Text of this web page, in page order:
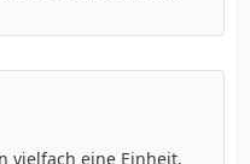
vielfach eine Einheit,